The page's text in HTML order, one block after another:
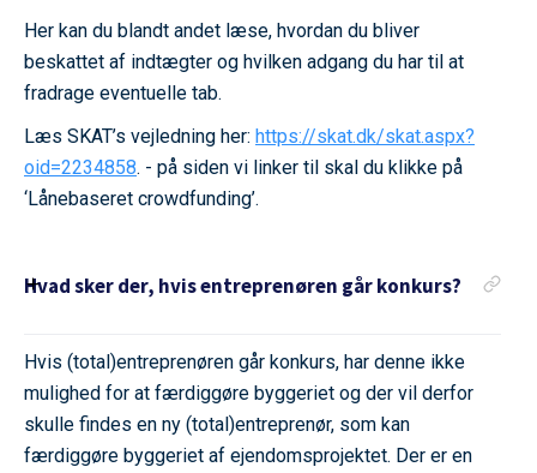
Her kan du blandt andet læse, hvordan du bliver
beskattet af indtægter og hvilken adgang du har til at
fradrage eventuelle tab.
Læs SKAT’s vejledning her: https://skat.dk/skat.aspx?
oid=2234858. - på siden vi linker til skal du klikke på
‘Lånebaseret crowdfunding’.
Hvad sker der, hvis entreprenøren går konkurs?
Hvis (total)entreprenøren går konkurs, har denne ikke
mulighed for at færdiggøre byggeriet og der vil derfor
skulle findes en ny (total)entreprenør, som kan
færdiggøre byggeriet af ejendomsprojektet. Der er en